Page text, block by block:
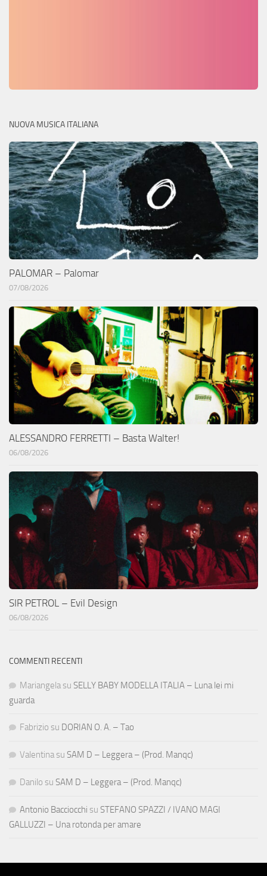
NUOVA MUSICA ITALIANA
PALOMAR – Palomar
07/08/2026
ALESSANDRO FERRETTI – Basta Walter!
06/08/2026
SIR PETROL – Evil Design
06/08/2026
COMMENTI RECENTI
Mariangela su SELLY BABY MODELLA ITALIA – Luna lei mi
guarda
Fabrizio su DORIAN O. A. – Tao
Valentina su SAM D – Leggera – (Prod. Manqc)
Danilo su SAM D – Leggera – (Prod. Manqc)
Antonio Bacciocchi su STEFANO SPAZZI / IVANO MAGI
GALLUZZI – Una rotonda per amare